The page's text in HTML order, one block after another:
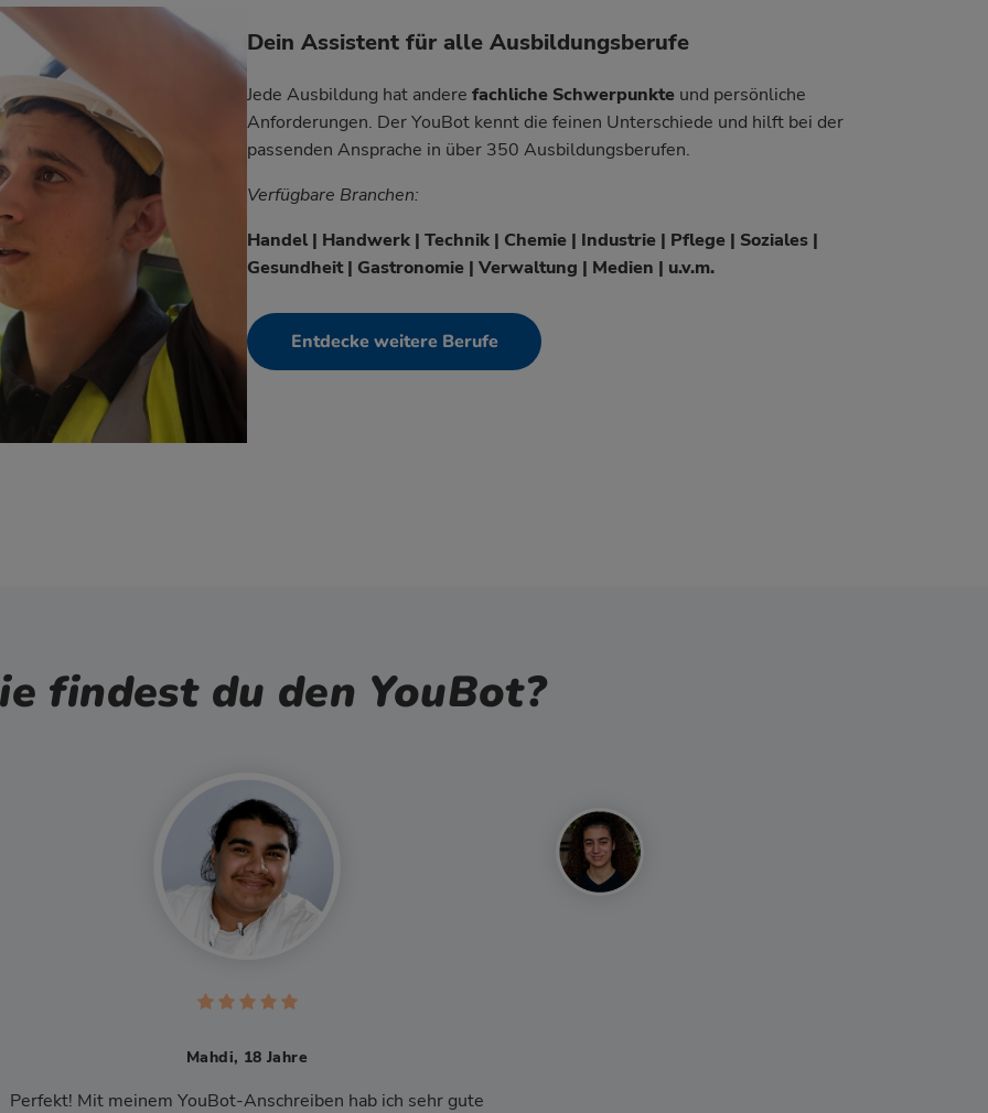
Dein Assistent für alle Ausbildungsberufe
Jede Ausbildung hat andere fachliche Schwerpunkte und persönliche
Anforderungen. Der YouBot kennt die feinen Unterschiede und hilft bei der
passenden Ansprache in über 350 Ausbildungsberufen.
Verfügbare Branchen:
Handel | Handwerk | Technik | Chemie | Industrie | Pflege | Soziales |
Gesundheit | Gastronomie | Verwaltung | Medien | u.v.m.
Entdecke weitere Berufe
findest du den YouBot?
Anschreiben hab ich sehr gute
Der YouBot ist eine sehr große Hilfe. Man macht keine Fehler